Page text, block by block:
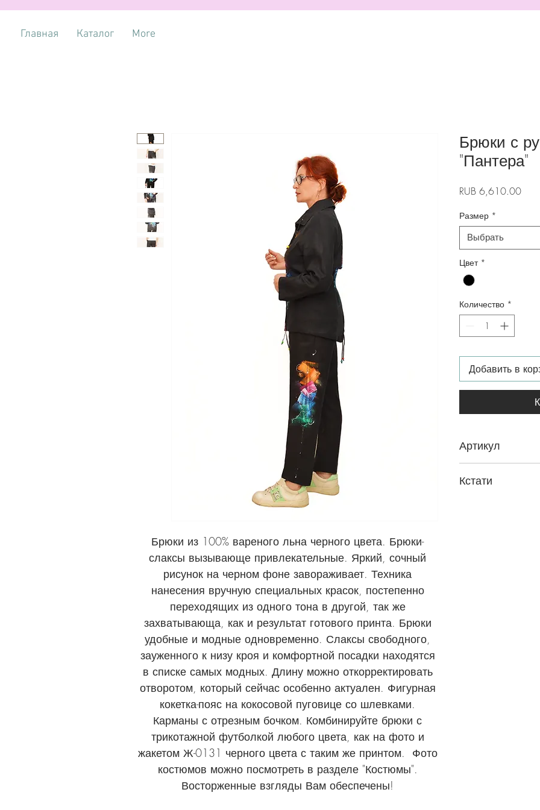
Главная Каталог More
Брюки из 100% вареного льна черного цвета. Брюки-
слаксы вызывающе привлекательные. Яркий, сочный
рисунок на черном фоне завораживает. Техника
нанесения вручную специальных красок, постепенно
переходящих из одного тона в другой, так же
захватывающа, как и результат готового принта. Брюки
удобные и модные одновременно. Слаксы свободного,
зауженного к низу кроя и комфортной посадки находятся
в списке самых модных. Длину можно откорректировать
отворотом, который сейчас особенно актуален. Фигурная
кокетка-пояс на кокосовой пуговице со шлевками.
Карманы с отрезным бочком. Комбинируйте брюки с
трикотажной футболкой любого цвета, как на фото и
жакетом Ж-0131 черного цвета с таким же принтом. Фото
костюмов можно посмотреть в разделе "Костюмы".
Восторженные взгляды Вам обеспечены!
Брюки с
"Пантера"
RUB 6,610.00Цена
Размер *
Выбрать
Цвет *
Количество *
Добавить в
Артикул
Кстати